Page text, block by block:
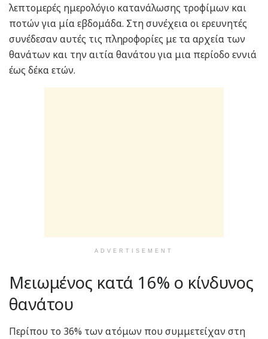
λεπτομερές ημερολόγιο κατανάλωσης τροφίμων και
ποτών για μία εβδομάδα. Στη συνέχεια οι ερευνητές
συνέδεσαν αυτές τις πληροφορίες με τα αρχεία των
θανάτων και την αιτία θανάτου για μια περίοδο εννιά
έως δέκα ετών.
ADVERTISEMENT
Μειωμένος κατά 16% ο κίνδυνος
θανάτου
Περίπου το 36% των ατόμων που συμμετείχαν στη